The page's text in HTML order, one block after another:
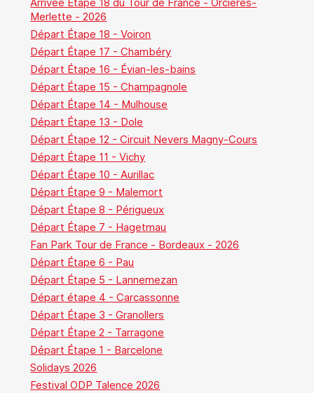
Arrivée Étape 18 du Tour de France - Orcières-
Merlette - 2026
Départ Étape 18 - Voiron
Départ Étape 17 - Chambéry
Départ Étape 16 - Évian-les-bains
Départ Étape 15 - Champagnole
Départ Étape 14 - Mulhouse
Départ Étape 13 - Dole
Départ Étape 12 - Circuit Nevers Magny-Cours
Départ Étape 11 - Vichy
Départ Étape 10 - Aurillac
Départ Étape 9 - Malemort
Départ Étape 8 - Périgueux
Départ Étape 7 - Hagetmau
Fan Park Tour de France - Bordeaux - 2026
Départ Étape 6 - Pau
Départ Étape 5 - Lannemezan
Départ étape 4 - Carcassonne
Départ Étape 3 - Granollers
Départ Étape 2 - Tarragone
Départ Étape 1 - Barcelone
Solidays 2026
Festival ODP Talence 2026